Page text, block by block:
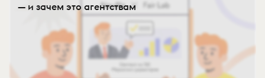
— и зачем это агентствам